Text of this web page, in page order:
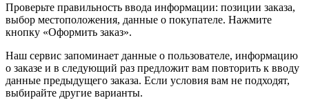
Проверьте правильность ввода информации: позиции заказа,
выбор местоположения, данные о покупателе. Нажмите
кнопку «Оформить заказ».
Наш сервис запоминает данные о пользователе, информацию
о заказе и в следующий раз предложит вам повторить к вводу
данные предыдущего заказа. Если условия вам не подходят,
выбирайте другие варианты.